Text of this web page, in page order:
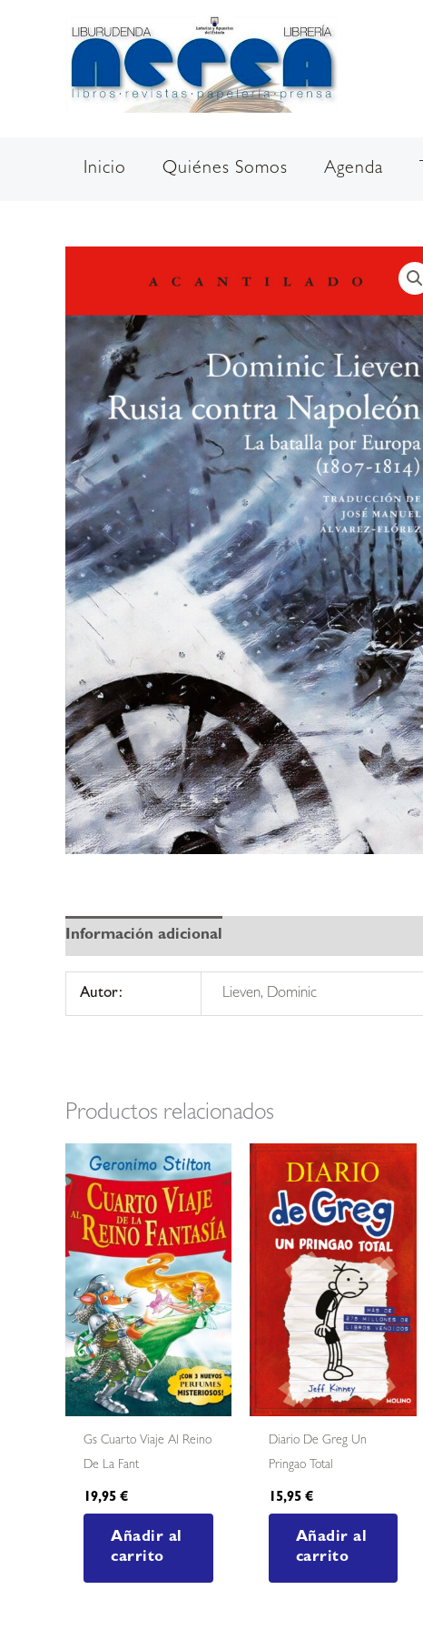
Inicio Quiénes Somos Agenda
Información adicional
Autor: Lieven, Dominic
Productos relacionados
Gs Cuarto Viaje Al Reino
De La Fant
19,95€
Añadir al
carrito
Diario De Greg Un
Pringao Total
15,95 €
Añadir al
carrito